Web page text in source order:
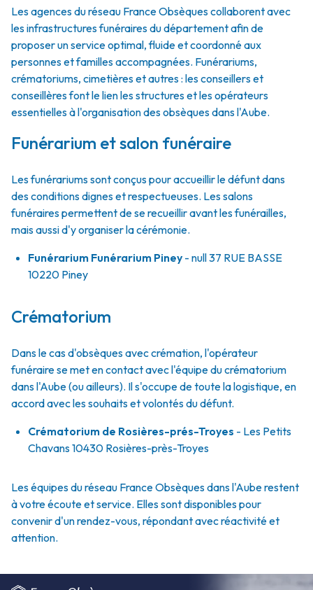
Les agences du réseau France Obsèques collaborent avec
les infrastructures funéraires du département afin de
proposer un service optimal, fluide et coordonné aux
personnes et familles accompagnées. Funérariums,
crématoriums, cimetières et autres : les conseillers et
conseillères font le lien les structures et les opérateurs
essentielles à l'organisation des obsèques dans l'Aube.
Funérarium et salon funéraire
Les funérariums sont conçus pour accueillir le défunt dans
des conditions dignes et respectueuses. Les salons
funéraires permettent de se recueillir avant les funérailles,
mais aussi d'y organiser la cérémonie.
Funérarium Funérarium Piney - null37 RUE BASSE
10220 Piney
Crématorium
Dans le cas d'obsèques avec crémation, l'opérateur
funéraire se met en contact avec l'équipe du crématorium
dans l'Aube (ou ailleurs). Il s'occupe de toute la logistique, en
accord avec les souhaits et volontés du défunt.
Crématorium de Rosières-prés-Troyes - Les Petits
Chavans 10430 Rosières-près-Troyes
Les équipes du réseau France Obsèques dans l'Aube restent
à votre écoute et service. Elles sont disponibles pour
convenir d'un rendez-vous, répondant avec réactivité et
attention.